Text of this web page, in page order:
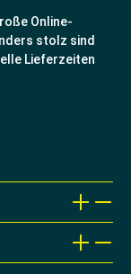
Online-
stolz sind
Lieferzeiten